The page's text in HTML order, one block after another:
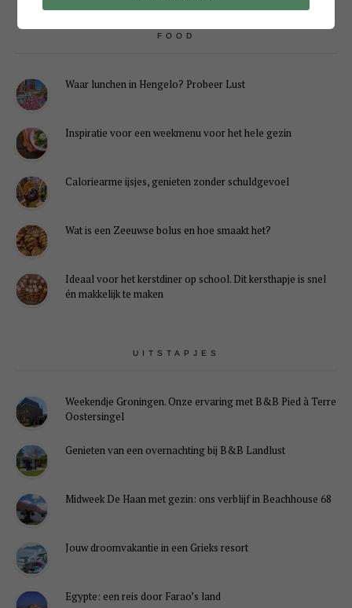
FOOD
Waar lunchen in Hengelo? Probeer Lust
Inspiratie voor een weekmenu voor het hele gezin
Caloriearme ijsjes, genieten zonder schuldgevoel
Wat is een Zeeuwse bolus en hoe smaakt het?
Ideaal voor het kerstdiner op school. Dit kersthapje is snel
én makkelijk te maken
UITSTAPJES
Weekendje Groningen. Onze ervaring met B&B Pied à Terre
Oostersingel
Genieten van een overnachting bij B&B Landlust
Midweek De Haan met gezin: ons verblijf in Beachhouse 68
Jouw droomvakantie in een Grieks resort
Egypte: een reis door Farao’s land